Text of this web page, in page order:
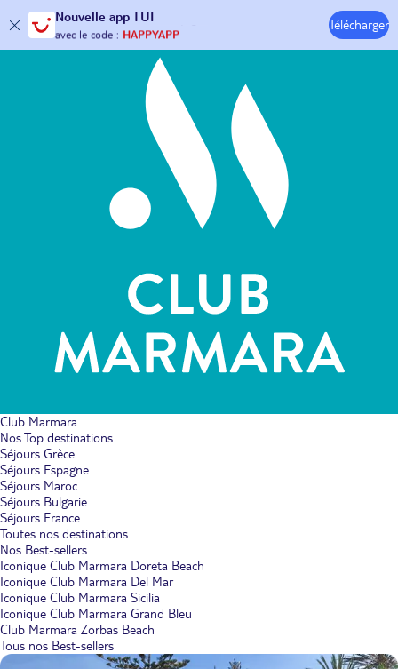
Nouvelle app TUI
30€ offerts*sur votre
avec le code : HAPPYAPP
Télécharger
Hôtels & Clubs
Club Marmara
Nos Top destinations
Séjours Grèce
Séjours Espagne
Séjours Maroc
Séjours Bulgarie
Séjours France
Toutes nos destinations
Nos Best-sellers
Iconique Club Marmara Doreta Beach
Iconique Club Marmara Del Mar
Iconique Club Marmara Sicilia
Iconique Club Marmara Grand Bleu
Club Marmara Zorbas Beach
Tous nos Best-sellers